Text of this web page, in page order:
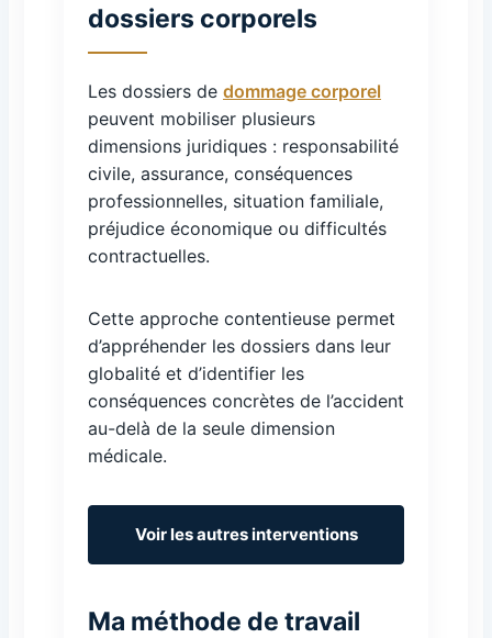
dossiers corporels
Les dossiers de dommage corporel
peuvent mobiliser plusieurs
dimensions juridiques : responsabilité
civile, assurance, conséquences
professionnelles, situation familiale,
préjudice économique ou difficultés
contractuelles.
Cette approche contentieuse permet
d’appréhender les dossiers dans leur
globalité et d’identifier les
conséquences concrètes de l’accident
au-delà de la seule dimension
médicale.
Voir les autres interventions
Ma méthode de travail